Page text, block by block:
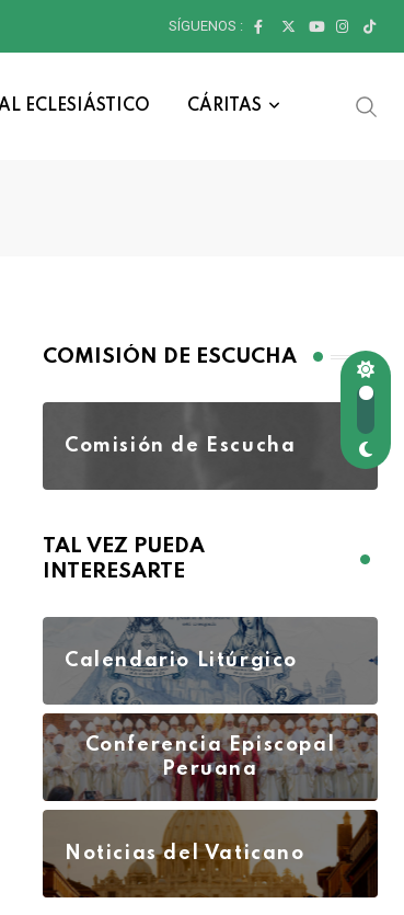
SÍGUENOS :
ECLESIÁSTICO CÁRITAS
COMISIÓN DE ESCUCHA
Comisión de Escucha
TAL VEZ PUEDA
INTERESARTE
Calendario Litúrgico
Conferencia Episcopal
Peruana
Noticias del Vaticano